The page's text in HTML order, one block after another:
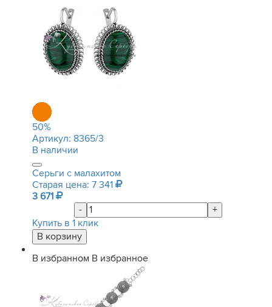
50%
Артикул: 8365/3
В наличии
Серьги с малахитом
Старая цена: 7 341
3 671
-
+
Купить в 1 клик
В избранном В избранное